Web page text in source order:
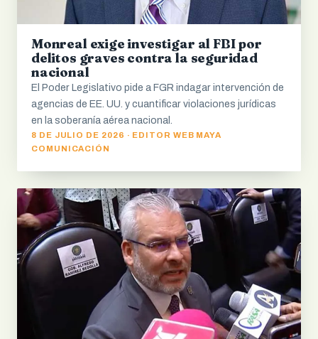
Monreal exige investigar al FBI por
delitos graves contra la seguridad
nacional
El Poder Legislativo pide a FGR indagar intervención de
agencias de EE. UU. y cuantificar violaciones jurídicas
en la soberanía aérea nacional.
8 DE JULIO DE 2026 · EDITOR WEB MAYA
COMUNICACIÓN